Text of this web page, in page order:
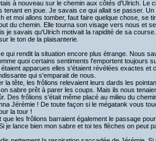
à nouveau sur le chemin aux côtés d'Ulrich. Le
tenant en joue. Je savais ce qui allait se passer.
et moi allons tomber, faut faire quelque chose, se
du chemin. Elle tourna son visage vers nous et
je savais qu'Ulrich motivait la rapidité de sa
le ton de la plaisanterie.
qui rendit la situation encore plus étrange. Nous
quoi certains sentiments l'emportent toujours
apparues elles s'étaient révélées exactes et
qui s'emparait de nous.
la tête, les frôlions relevaient leurs dards les
sabre prêt à parer les coups. Mais ils nous
Des frôlions s'était même placé au milieu du
Jérémie ! De toute façon si le mégatank vous
la tour !
les frôlions barraient également le passage
je lance bien mon sabre et toi tes flèches on peut